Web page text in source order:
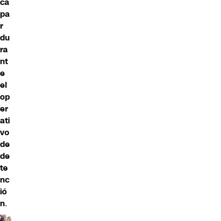
pa
r
du
ra
nt
e
el
op
er
ati
vo
de
de
te
nc
ió
n.